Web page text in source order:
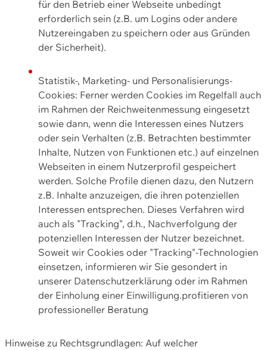
für den Betrieb einer Webseite unbedingt
erforderlich sein (z.B. um Logins oder andere
Nutzereingaben zu speichern oder aus Gründen
der Sicherheit).
Statistik-, Marketing- und Personalisierungs-
Cookies: Ferner werden Cookies im Regelfall auch
im Rahmen der Reichweitenmessung eingesetzt
sowie dann, wenn die Interessen eines Nutzers
oder sein Verhalten (z.B. Betrachten bestimmter
Inhalte, Nutzen von Funktionen etc.) auf einzelnen
Webseiten in einem Nutzerprofil gespeichert
werden. Solche Profile dienen dazu, den Nutzern
z.B. Inhalte anzuzeigen, die ihren potenziellen
Interessen entsprechen. Dieses Verfahren wird
auch als "Tracking", d.h., Nachverfolgung der
potenziellen Interessen der Nutzer bezeichnet.
Soweit wir Cookies oder "Tracking"-Technologien
einsetzen, informieren wir Sie gesondert in
unserer Datenschutzerklärung oder im Rahmen
der Einholung einer Einwilligung.profitieren von
professioneller Beratung
Hinweise zu Rechtsgrundlagen: Auf welcher